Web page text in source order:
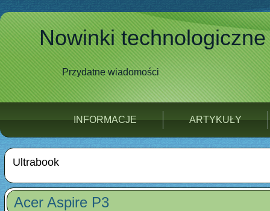
Nowinki technologiczne
Przydatne wiadomości
INFORMACJE ARTYKUŁY
Ultrabook
Acer Aspire P3